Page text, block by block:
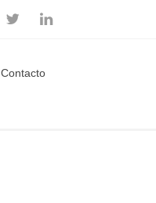
Contacto